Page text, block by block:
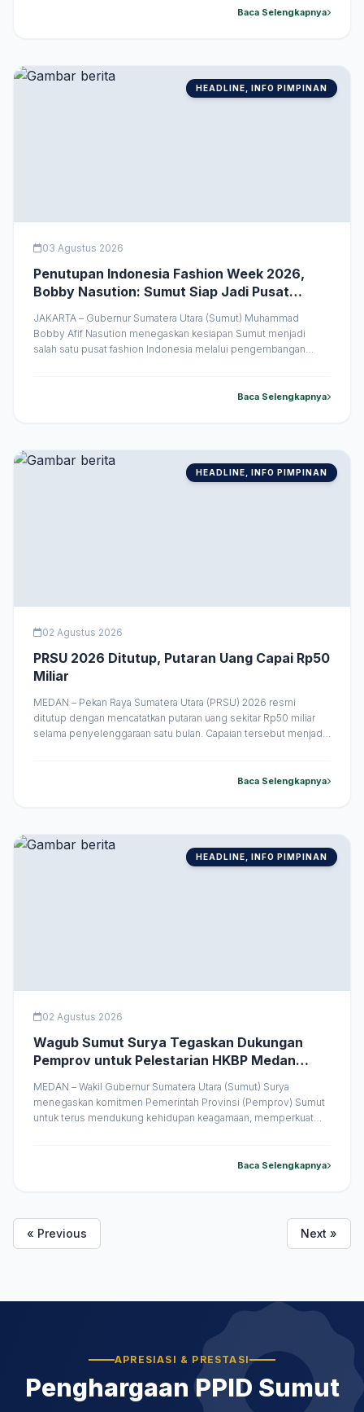
melalui sinergi antara generasi muda dan para senior yang telah
Baca Selengkapnya
HEADLINE, INFO PIMPINAN
03 Agustus 2026
Penutupan Indonesia Fashion Week 2026,
Bobby Nasution: Sumut Siap Jadi Pusat
Fashion Indonesia Lewat Wastra
JAKARTA – Gubernur Sumatera Utara (Sumut) Muhammad
Bobby Afif Nasution menegaskan kesiapan Sumut menjadi
salah satu pusat fashion Indonesia melalui pengembangan
daerah sekaligus memperkuat industri fashion nasional hingga
Baca Selengkapnya
HEADLINE, INFO PIMPINAN
02 Agustus 2026
PRSU 2026 Ditutup, Putaran Uang Capai Rp50
Miliar
MEDAN – Pekan Raya Sumatera Utara (PRSU) 2026 resmi
ditutup dengan mencatatkan putaran uang sekitar Rp50 miliar
selama penyelenggaraan satu bulan. Capaian tersebut menjadi
usaha dan masyarakat. Ke depan, Pemerintah ProvinsiBaca Selengkapnya
HEADLINE, INFO PIMPINAN
02 Agustus 2026
Wagub Sumut Surya Tegaskan Dukungan
Pemprov untuk Pelestarian HKBP Medan
MEDAN – Wakil Gubernur Sumatera Utara (Sumut) Surya
menegaskan komitmen Pemerintah Provinsi (Pemprov) Sumut
untuk terus mendukung kehidupan keagamaan, memperkuat
disampaikan saat menghadiri perayaan Hari Ulang Tahun (HUT)
Baca Selengkapnya
« Previous Next »
APRESIASI & PRESTASI
Penghargaan PPID Sumut